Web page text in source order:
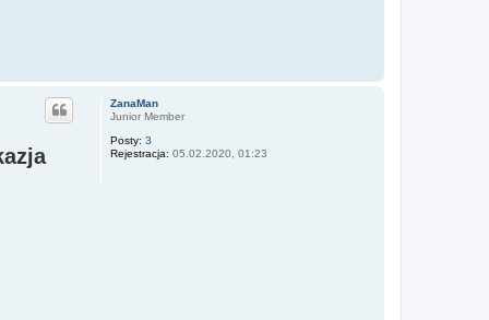
ZanaMan
Junior Member
Posty: 3
Rejestracja: 05.02.2020, 01:23